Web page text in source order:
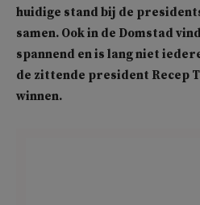
huidige stand bij de
samen. Ook in de Domstad
spannend en is lang niet
de zittende president Recep
winnen.